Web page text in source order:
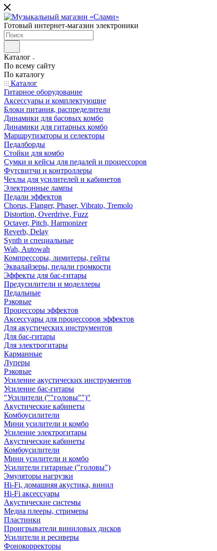
Готовый интернет-магазин электроники
Каталог
По всему сайту
По каталогу
Каталог
Гитарное оборудование
Аксессуары и комплектующие
Блоки питания, распределители
Динамики для басовых комбо
Динамики для гитарных комбо
Маршрутизаторы и селекторы
Педалборды
Стойки для комбо
Сумки и кейсы для педалей и процессоров
Футсвитчи и контроллеры
Чехлы для усилителей и кабинетов
Электронные лампы
Педали эффектов
Chorus, Flanger, Phaser, Vibrato, Tremolo
Distortion, Overdrive, Fuzz
Octaver, Pitch, Harmonizer
Reverb, Delay
Synth и специальные
Wah, Autowah
Компрессоры, лимитеры, гейты
Эквалайзеры, педали громкости
Эффекты для бас-гитары
Предусилители и моделлеры
Педальные
Рэковые
Процессоры эффектов
Аксессуары для процессоров эффектов
Для акустических инструментов
Для бас-гитары
Для электрогитары
Карманные
Луперы
Рэковые
Усиление акустических инструментов
Усиление бас-гитары
"Усилители (""головы"")"
Акустические кабинеты
Комбоусилители
Мини усилители и комбо
Усиление электрогитары
Акустические кабинеты
Комбоусилители
Мини усилители и комбо
Усилители гитарные ("головы")
Эмуляторы нагрузки
Hi-Fi, домашняя акустика, винил
Hi-Fi аксессуары
Акустические системы
Медиа плееры, стримеры
Пластинки
Проигрыватели виниловых дисков
Усилители и ресиверы
Фонокорректоры